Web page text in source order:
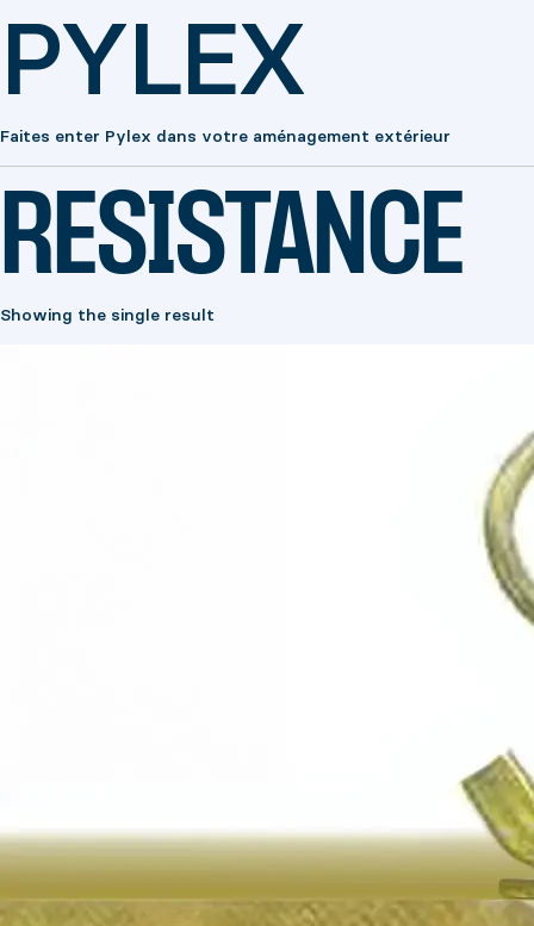
PYLEX
Faites enter Pylex dans votre aménagement extérieur
RESISTANCE
Showing the single result